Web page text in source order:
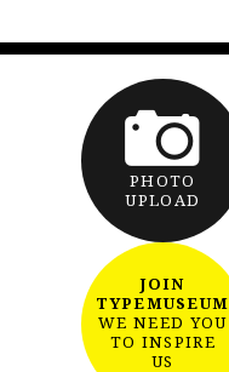
PHOTO
UPLOAD
JOIN
TYPEMUSEUM
WE NEED YOU
TO INSPIRE
US